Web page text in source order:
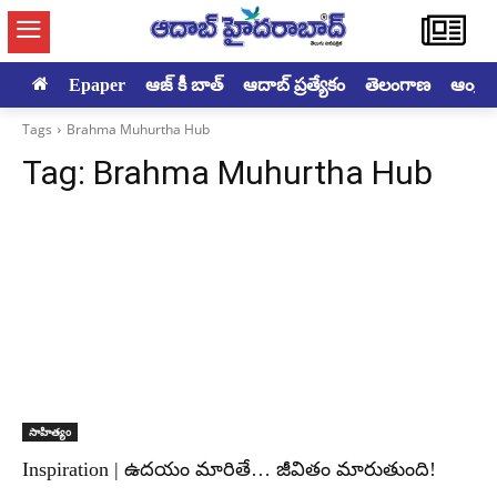
Epaper ఆజ్ కీ బాత్ ఆదాబ్ ప్రత్యేకం తెలంగాణ
Tags Brahma Muhurtha Hub
Tag: Brahma Muhurtha Hub
సాహిత్యం
Inspiration | ఉదయం మారితే… జీవితం మారుతుంది!